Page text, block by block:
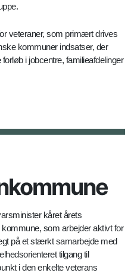
veteraner, som primært drives
kommuner indsatser, der
i jobcentre, familieafdelinger
kåret årets
som arbejder aktivt for
på et stærkt samarbejde med
tilgang til
i den enkelte veterans